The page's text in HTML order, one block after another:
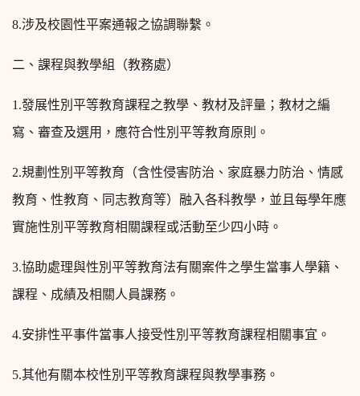
8.涉及校園性平案通報之協調聯繫。
二、課程與教學組（教務處）
1.發展性別平等教育課程之教學、教材及評量；教材之編
寫、審查及選用，應符合性別平等教育原則。
2.規劃性別平等教育（含性侵害防治、家庭暴力防治、情感
教育、性教育、同志教育等）融入各科教學，並且每學年應
實施性別平等教育相關課程或活動至少四小時。
3.協助處理與性別平等教育法有關案件之學生當事人學籍、
課程、成績及相關人員課務。
4.安排性平事件當事人接受性別平等教育課程相關事宜。
5.其他有關本校性別平等教育課程與教學事務。